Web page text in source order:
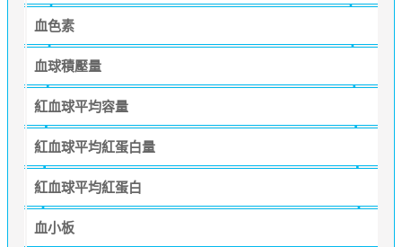
血色素
血球積壓量
紅血球平均容量
紅血球平均紅蛋白量
紅血球平均紅蛋白
血小板